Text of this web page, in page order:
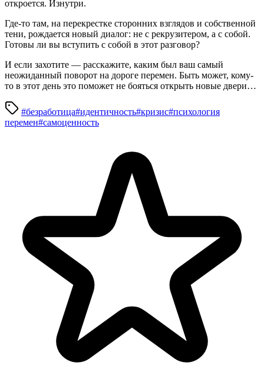
откроется. Изнутри.
Где-то там, на перекрестке сторонних взглядов и собственной
тени, рождается новый диалог: не с рекрузитером, а с собой.
Готовы ли вы вступить с собой в этот разговор?
И если захотите — расскажите, каким был ваш самый
неожиданный поворот на дороге перемен. Быть может, кому-
то в этот день это поможет не бояться открыть новые двери…
#безработица#идентичность#кризис#психология
перемен#самоценность